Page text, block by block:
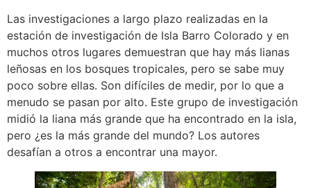
Las investigaciones a largo plazo realizadas en la
estación de investigación de Isla Barro Colorado y en
muchos otros lugares demuestran que hay más lianas
leñosas en los bosques tropicales, pero se sabe muy
poco sobre ellas. Son difíciles de medir, por lo que a
menudo se pasan por alto. Este grupo de investigación
midió la liana más grande que ha encontrado en la isla,
pero ¿es la más grande del mundo? Los autores
desafían a otros a encontrar una mayor.